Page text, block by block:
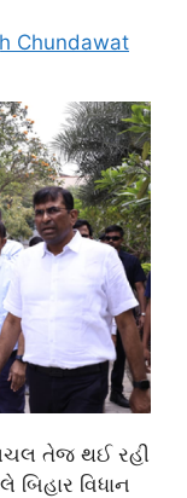
Chundawat
તેજ થઈ રહી
વિધાન